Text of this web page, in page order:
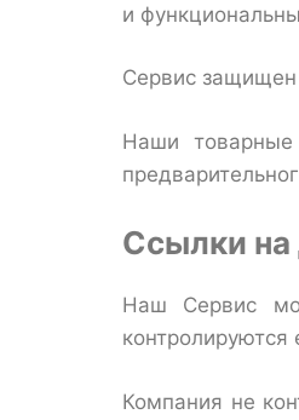
и
Сервис защищен
Наши
Ссылки на
Наш Сервис
контролируются
Компания не